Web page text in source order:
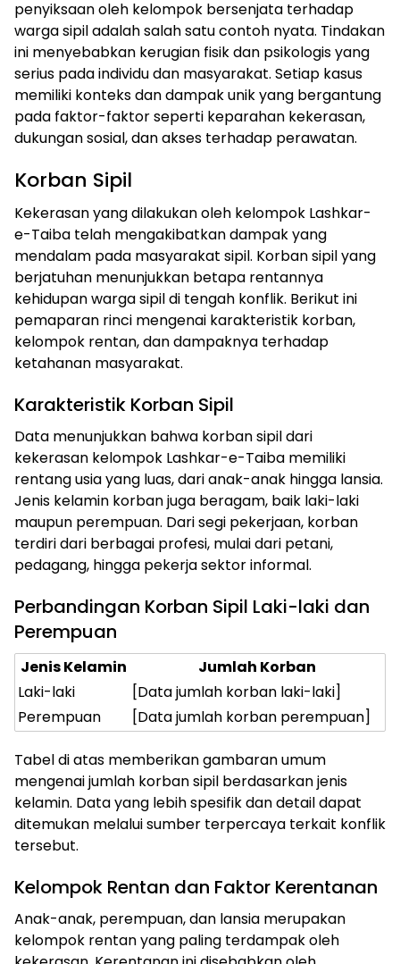
penyiksaan oleh kelompok bersenjata terhadap
warga sipil adalah salah satu contoh nyata. Tindakan
ini menyebabkan kerugian fisik dan psikologis yang
serius pada individu dan masyarakat. Setiap kasus
memiliki konteks dan dampak unik yang bergantung
pada faktor-faktor seperti keparahan kekerasan,
dukungan sosial, dan akses terhadap perawatan.
Korban Sipil
Kekerasan yang dilakukan oleh kelompok Lashkar-
e-Taiba telah mengakibatkan dampak yang
mendalam pada masyarakat sipil. Korban sipil yang
berjatuhan menunjukkan betapa rentannya
kehidupan warga sipil di tengah konflik. Berikut ini
pemaparan rinci mengenai karakteristik korban,
kelompok rentan, dan dampaknya terhadap
ketahanan masyarakat.
Karakteristik Korban Sipil
Data menunjukkan bahwa korban sipil dari
kekerasan kelompok Lashkar-e-Taiba memiliki
rentang usia yang luas, dari anak-anak hingga lansia.
Jenis kelamin korban juga beragam, baik laki-laki
maupun perempuan. Dari segi pekerjaan, korban
terdiri dari berbagai profesi, mulai dari petani,
pedagang, hingga pekerja sektor informal.
Perbandingan Korban Sipil Laki-laki dan
Perempuan
Jenis Kelamin
Jumlah Korban
Laki-laki
[Data jumlah korban laki-laki]
Perempuan
[Data jumlah korban perempuan]
Tabel di atas memberikan gambaran umum
mengenai jumlah korban sipil berdasarkan jenis
kelamin. Data yang lebih spesifik dan detail dapat
ditemukan melalui sumber terpercaya terkait konflik
tersebut.
Kelompok Rentan dan Faktor Kerentanan
Anak-anak, perempuan, dan lansia merupakan
kelompok rentan yang paling terdampak oleh